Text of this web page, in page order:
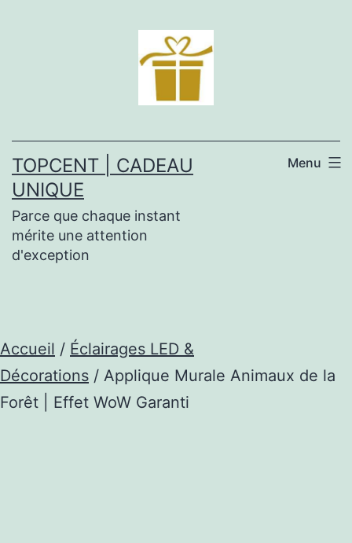
TOPCENT | CADEAU
UNIQUE
Parce que chaque instant
mérite une attention
d'exception
Menu
Accueil / Éclairages LED &
Décorations / Applique Murale Animaux de la
Forêt | Effet WoW Garanti